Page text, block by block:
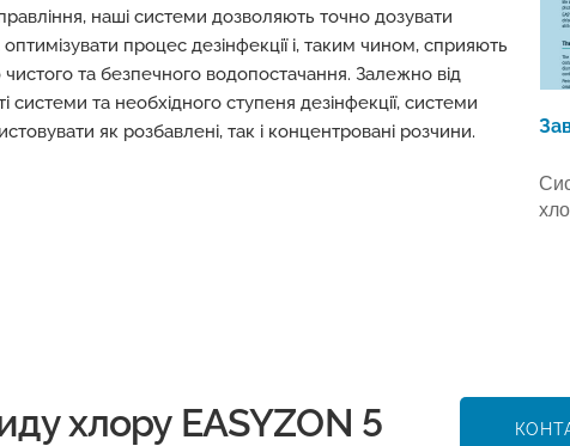
наші системи дозволяють точно дозувати
процес дезінфекції і, таким чином, сприяють
та безпечного водопостачання. Залежно від
системи та необхідного ступеня дезінфекції, системи
як розбавлені, так і концентровані розчини.
хлору EASYZON 5